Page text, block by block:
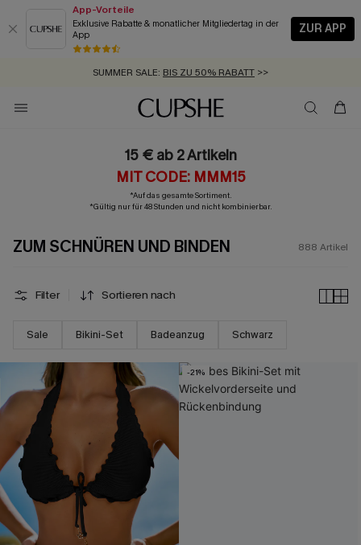
App-Vorteile
Exklusive Rabatte & monatlicher Mitgliedertag in der
App
ZUR APP
GRATIS MASSBAND MIT JEDEM SCHNELLVERSAND-ARTIKEL >>
SUMMER SALE:
ZUM NEWSLETTER:BIS ZU -20% EXTRA ERHALTEN
KOSTENLOSER VERSAND AB 89 €
15 € ab 2 Artikeln
MIT CODE: MMM15
*Auf das gesamte Sortiment.
*Gültig nur für 48 Stunden und nicht kombinierbar.
ZUM SCHNÜREN UND BINDEN 888 Artikel
Filter Sortieren nach
Sale Bikini-Set Badeanzug Schwarz
-21%